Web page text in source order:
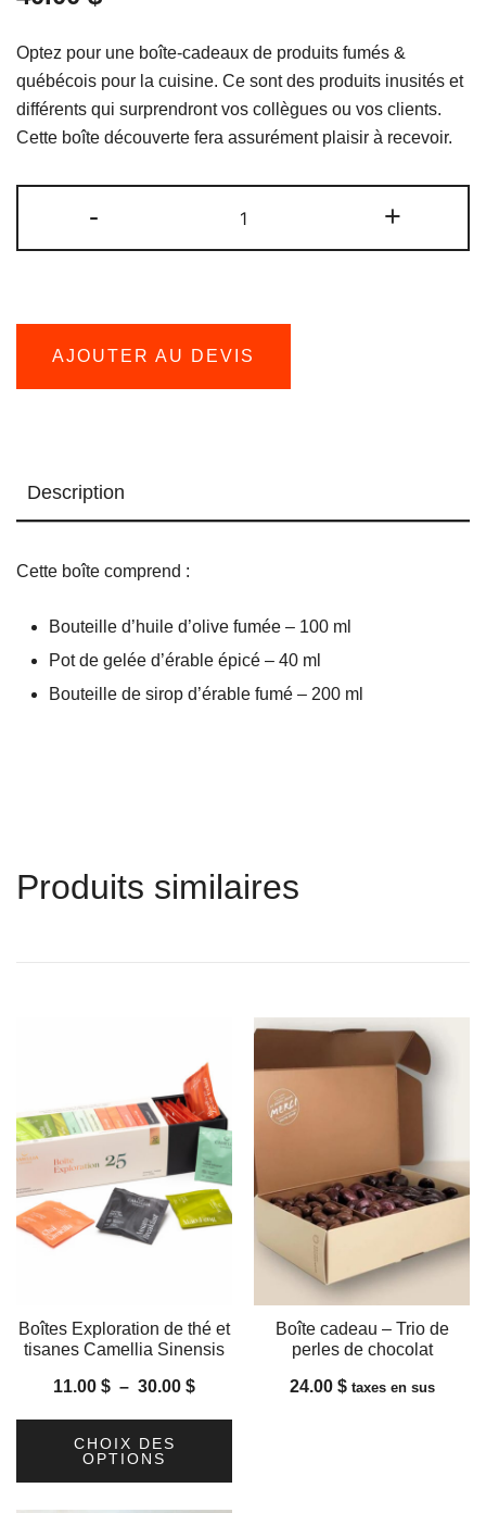
Optez pour une boîte-cadeaux de produits fumés &
québécois pour la cuisine. Ce sont des produits inusités et
différents qui surprendront vos collègues ou vos clients.
Cette boîte découverte fera assurément plaisir à recevoir.
-
de
Boîte
+
AJOUTER AU DEVIS
Description
Cette boîte comprend :
Bouteille d’huile d’olive fumée – 100 ml
Pot de gelée d’érable épicé – 40 ml
Bouteille de sirop d’érable fumé – 200 ml
Produits similaires
Boîtes Exploration de thé et
tisanes Camellia Sinensis
11.00 $ – 30.00 $Plage
CHOIX DES
OPTIONS
Boîte cadeau – Trio de
perles de chocolat
24.00 $ taxes en sus